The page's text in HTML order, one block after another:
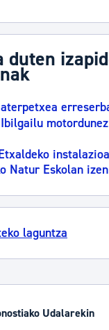
duten
Natur Eskolan
laguntza
Udalarekin